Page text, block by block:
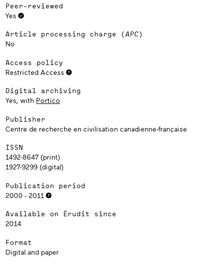
Peer-reviewed
Yes
Article processing charge (APC)
No
Access policy
Restricted Access
Digital archiving
Yes, with Portico
Publisher
Centre de recherche en civilisation canadienne-française
ISSN
1492-8647 (print)
1927-9299 (digital)
Publication period
2000 - 2011
Available on Érudit since
2014
Format
Digital and paper